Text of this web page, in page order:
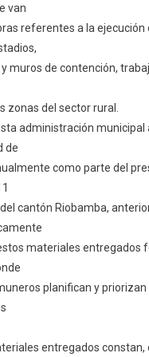
van
referentes a la ejecución
muros de contención,
zonas del sector rural.
administración municipal
de
como parte del
cantón Riobamba,
materiales entregados
planifican y
entregados constan,